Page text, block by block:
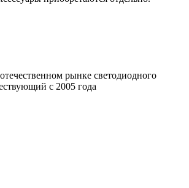
рынке светодиодного
с 2005 года